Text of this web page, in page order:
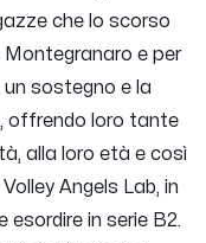
che lo scorso
e per
un sostegno e la
offrendo loro tante
alla loro età e così
Angels Lab, in
in serie B2.